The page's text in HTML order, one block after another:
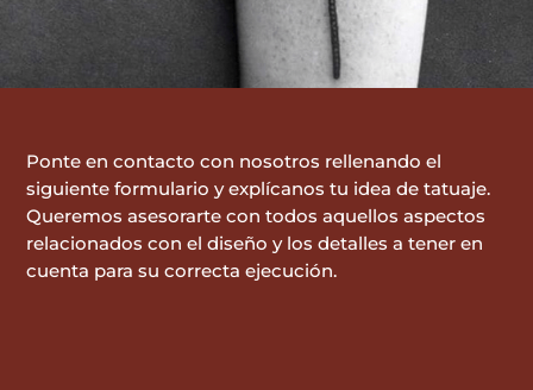
Ponte en contacto con nosotros rellenando el
siguiente formulario y explícanos tu idea de tatuaje.
Queremos asesorarte con todos aquellos aspectos
relacionados con el diseño y los detalles a tener en
cuenta para su correcta ejecución.